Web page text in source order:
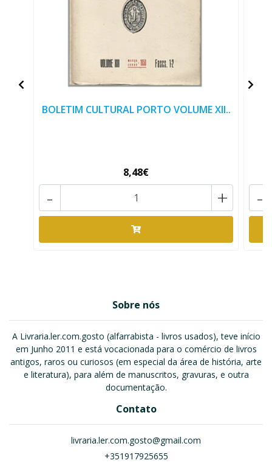
BOLETIM CULTURAL PORTO VOLUME XII..
8,48€
+
- -
Sobre nós
A Livraria.ler.com.gosto (alfarrabista - livros usados), teve início
em Junho 2011 e está vocacionada para o comércio de livros
antigos, raros ou curiosos (em especial da área de história, arte
e literatura), para além de manuscritos, gravuras, e outra
documentação.
Contato
livraria.ler.com.gosto@gmail.com
+351917925655